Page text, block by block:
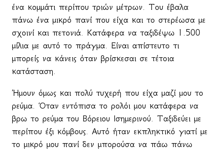
ένα κομμάτι περίπου τριών μέτρων. Του έβαλα
πάνω ένα μικρό πανί που είχα και το στερέωσα με
σχοινί και πετονιά. Κατάφερα να ταξιδέψω 1.500
μίλια με αυτό το πράγμα. Είναι απίστευτο τι
μπορείς να κάνεις όταν βρίσκεσαι σε τέτοια
κατάσταση.
Ήμουν όμως και πολύ τυχερή που είχα μαζί μου το
ρεύμα. Όταν εντόπισα το ρολόι μου κατάφερα να
βρω το ρεύμα του Βόρειου Ισημερινού. Ταξιδεύει με
περίπου έξι κόμβους. Αυτό ήταν εκπληκτικό γιατί με
το μικρό μου πανί δεν μπορούσα να πάω πάνω